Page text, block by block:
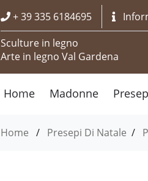
+ 39 335 6184695
Sculture in legno
Arte in legno Val Gardena
Home Madonne
Home / Presepi Di Natale /